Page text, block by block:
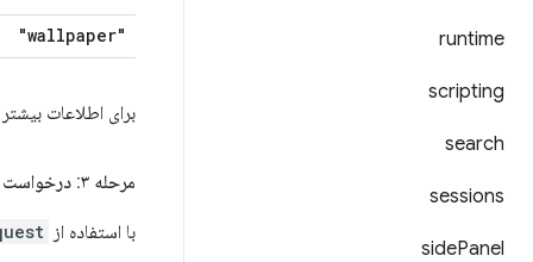
runtime
scripting
search
sessions
sidePanel
"wallpaper"
برای اطلاعات
مرحله ۳: درخواست مجوزهای اختیاری
با استفاده از